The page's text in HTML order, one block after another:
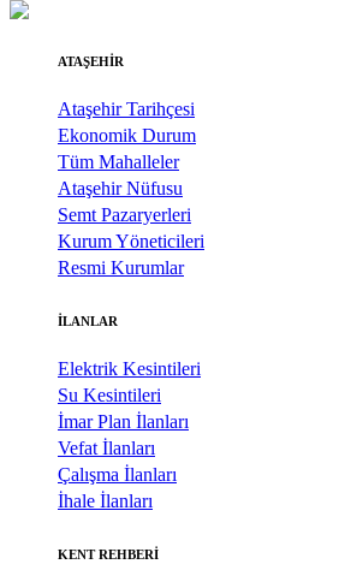
ATAŞEHİR
Ataşehir Tarihçesi
Ekonomik Durum
Tüm Mahalleler
Ataşehir Nüfusu
Semt Pazaryerleri
Kurum Yöneticileri
Resmi Kurumlar
İLANLAR
Elektrik Kesintileri
Su Kesintileri
İmar Plan İlanları
Vefat İlanları
Çalışma İlanları
İhale İlanları
KENT REHBERİ